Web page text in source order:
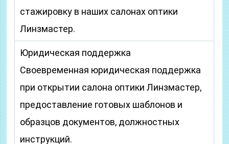
стажировку в наших салонах оптики
Линзмастер.
Юридическая поддержка
Своевременная юридическая поддержка
при открытии салона оптики Линзмастер,
предоставление готовых шаблонов и
образцов документов, должностных
инструкций.